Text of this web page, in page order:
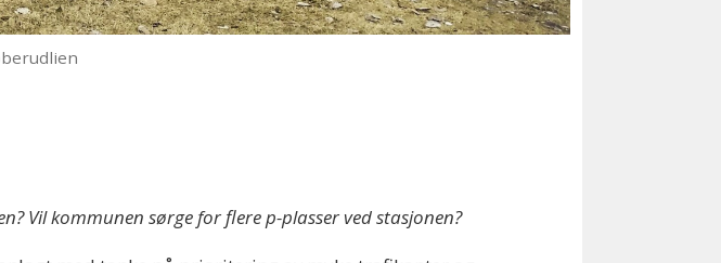
Vil kommunen sørge for flere p-plasser ved stasjonen?